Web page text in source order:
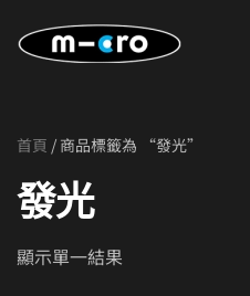
Skip to main content
首頁 / 商品標籤為 “發光”
發光
顯示單一結果